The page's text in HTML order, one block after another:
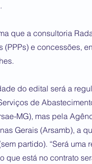
que a consultoria
(PPPs) e concessões,
do edital será a
de
MG), mas pela
Gerais (Arsamb), a
partido). “Será
que está no contrato